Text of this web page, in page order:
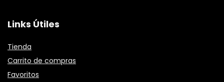
Links Útiles
Tienda
Carrito de compras
Favoritos